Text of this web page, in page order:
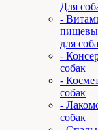
Для
-
для
-
собак
-
собак
-
собак